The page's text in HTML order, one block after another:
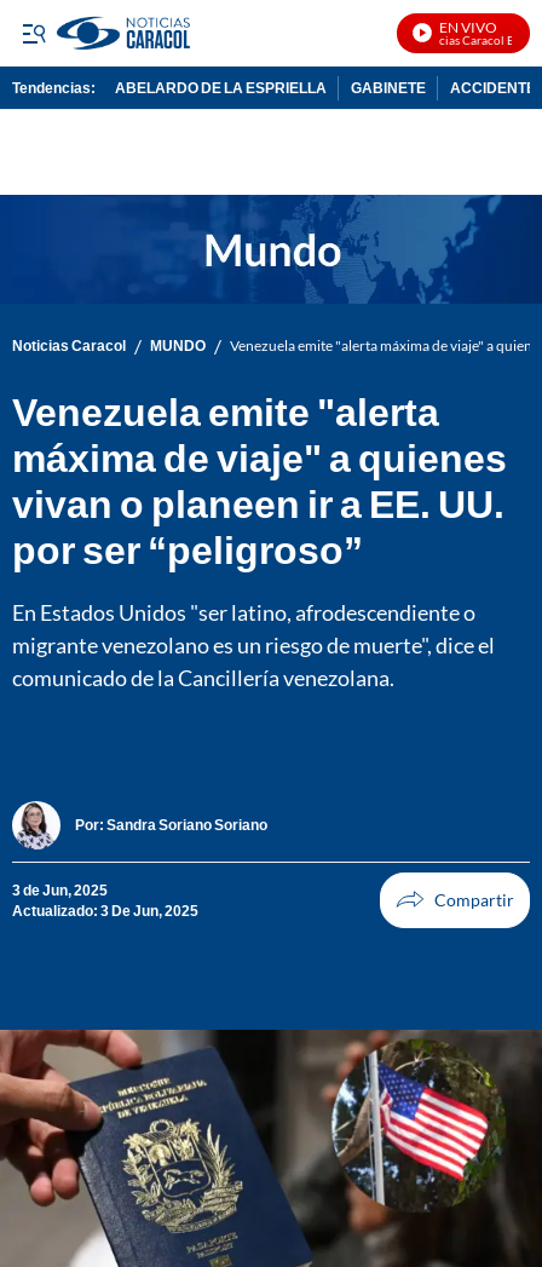
EN VIVO
Noticias Caracol En Vivo
Tendencias: ABELARDO DE LA ESPRIELLA GABINETE ACCIDENTE
Noticias Caracol / MUNDO / Venezuela emite "alerta máxima de viaje" a
Venezuela emite "alerta
máxima de viaje" a quienes
vivan o planeen ir a EE. UU.
por ser “peligroso”
En Estados Unidos "ser latino, afrodescendiente o
migrante venezolano es un riesgo de muerte", dice el
comunicado de la Cancillería venezolana.
Por: Sandra Soriano Soriano
3 de Jun, 2025
Actualizado: 3 De Jun, 2025